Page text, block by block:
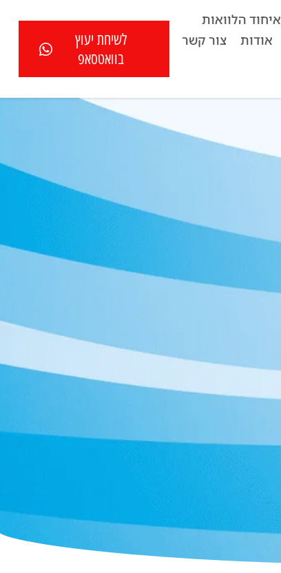
הלוואות
אודות צור קשר
לשיחת יעוץ
בוואטסאפ